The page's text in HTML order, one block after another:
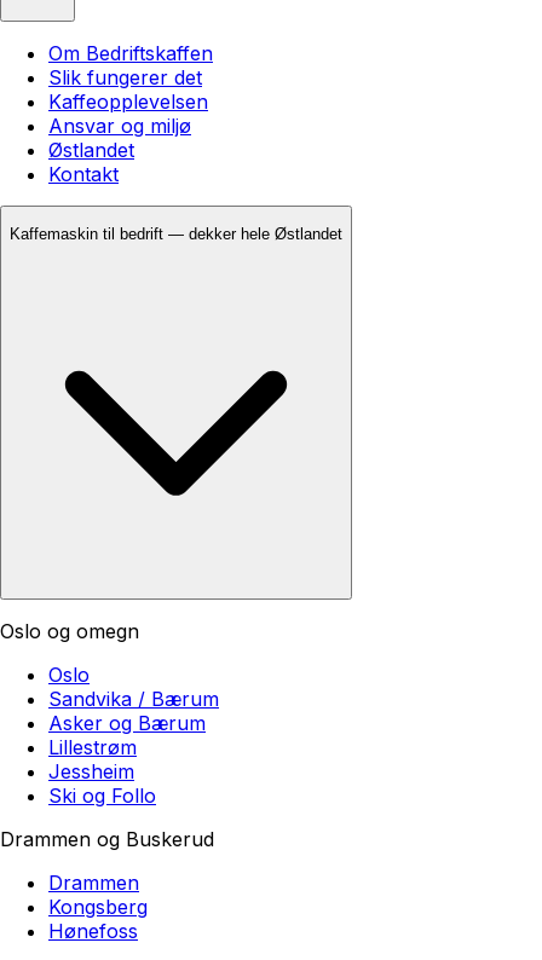
Om Bedriftskaffen
Slik fungerer det
Kaffeopplevelsen
Ansvar og miljø
Østlandet
Kontakt
Kaffemaskin til bedrift — dekker hele Østlandet
Oslo og omegn
Oslo
Sandvika / Bærum
Asker og Bærum
Lillestrøm
Jessheim
Ski og Follo
Drammen og Buskerud
Drammen
Kongsberg
Hønefoss